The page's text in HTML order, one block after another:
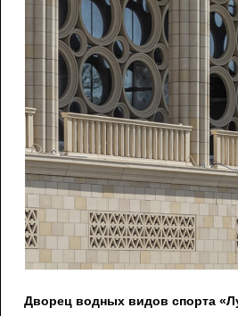
Дворец водных видов спорта